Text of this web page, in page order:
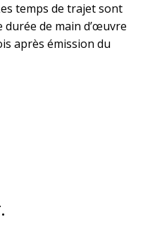
temps de trajet sont
de main d’œuvre
après émission du